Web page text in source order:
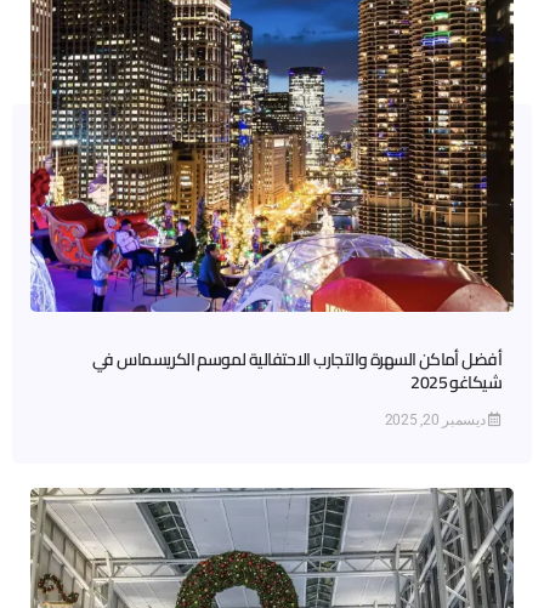
أفضل أماكن السهرة والتجارب الاحتفالية لموسم الكريسماس في
شيكاغو 2025
ديسمبر 20, 2025